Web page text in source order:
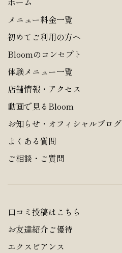
メニュー料金一覧
初めてご利用の方へ
Bloomのコンセプト
体験メニュー一覧
店舗情報・アクセス
動画で見るBloom
お知らせ・オフィシャルブログ
よくある質問
ご相談・ご質問
口コミ投稿はこちら
お友達紹介ご優待
エクスビアンス